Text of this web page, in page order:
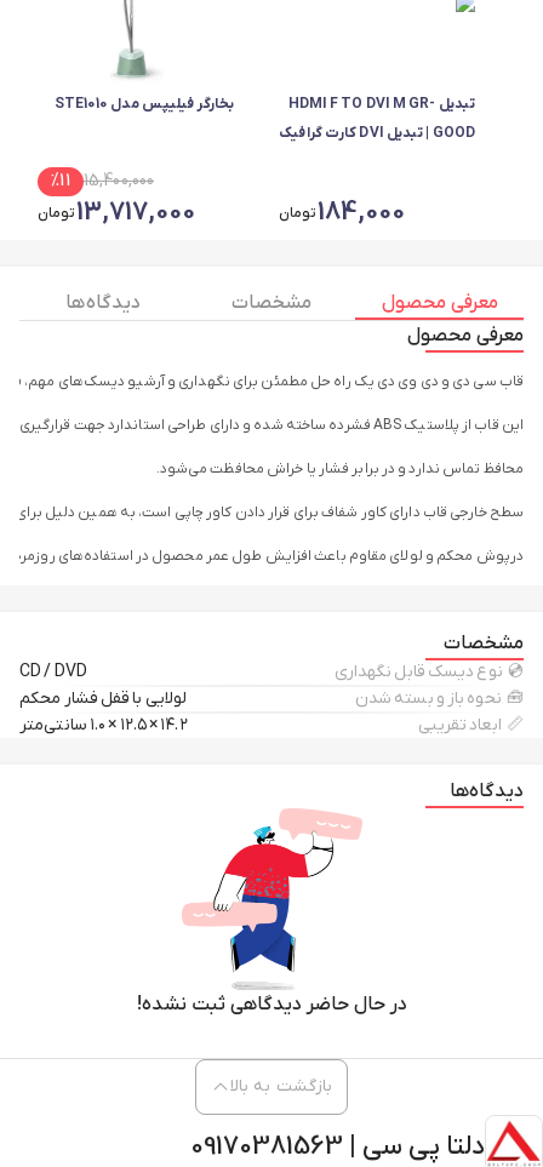
تبدیل HDMI F TO DVI M GR-
GOOD | تبدیل DVI کارت گرافیک
184,000تومان
بخارگر فیلیپس مدل STE1010
15,400,000
%11
13,717,000تومان
معرفی محصول مشخصات
دیدگاه ها
معرفی محصول
قاب سی دی و دی وی دی یک راه حل مطمئن برای نگهداری و آرشیو دیسک‌های مهم،
این قاب از پلاستیک ABS فشرده ساخته شده و دارای طراحی استاندارد جهت قرارگیری ایمن دیسک است؛ به‌گونه‌ای که سطح دیسک با قسمت
محافظ تماس ندارد و در برابر فشار یا خراش محافظت می‌شود.
سطح خارجی قاب دارای کاور شفاف برای قرار دادن کاور چاپی است، به همین دلیل برای
درپوش محکم و لولای مقاوم باعث افزایش طول عمر محصول در استفاده‌های روزمره
مشخصات
💿 نوع دیسک قابل نگهداری
CD / DVD
🧰 نحوه باز و بسته شدن
لولایی با قفل فشار محکم
📏 ابعاد تقریبی
۱۴.۲ × ۱۲.۵ × ۱.۰ سانتی‌متر
دیدگاه‌ها
در حال حاضر دیدگاهی ثبت نشده!
دلتا پی سی | 09170381563
بازگشت به بالا